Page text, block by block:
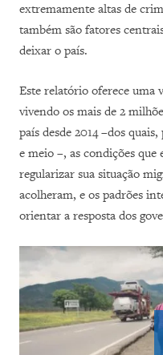
extremamente altas de
também são fatores
deixar o país.
Este relatório oferece uma
vivendo os mais de 2
país desde 2014 –dos
e meio –, as condições que
regularizar sua situação
acolheram, e os padrões
orientar a resposta dos